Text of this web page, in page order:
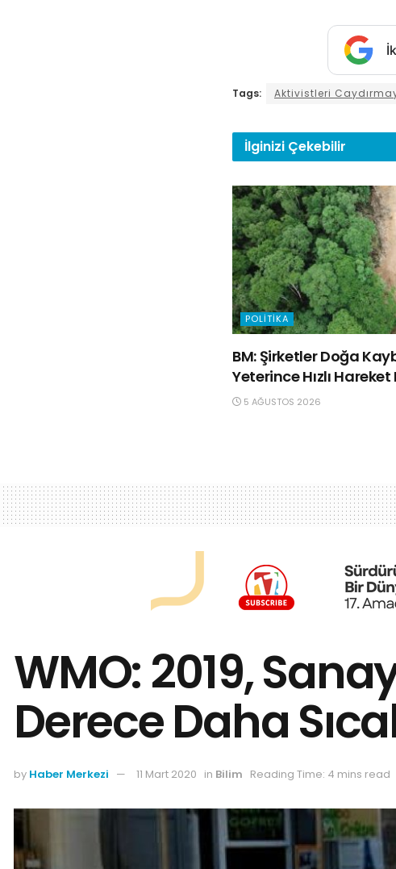
Tags: Aktivistleri
İlginizi Çekebilir
POLITIKA
BM: Şirketler Doğa
Yeterince Hızlı
5 AĞUSTOS 2026
WMO: 2019,
Derece Daha
by Haber Merkezi 11 Mart 2020 in Bilim Reading Time: 4 mins read